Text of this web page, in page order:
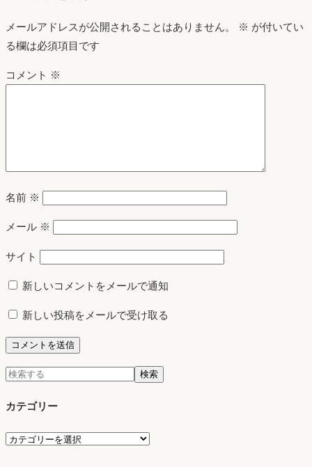
メールアドレスが公開されることはありません。 ※ が付いてい
る欄は必須項目です
コメント ※
名前 ※
メール ※
サイト
新しいコメントをメールで通知
新しい投稿をメールで受け取る
検
検索
カテゴリー
カ